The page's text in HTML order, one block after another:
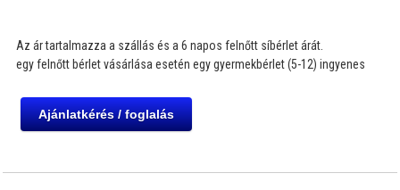
Az ár tartalmazza a szállás és a 6 napos felnőtt síbérlet árát.
egy felnőtt bérlet vásárlása esetén egy gyermekbérlet (5-12) ingyenes